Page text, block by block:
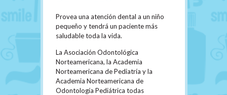
Provea una atención dental a un niño
pequeño y tendrá un paciente más
saludable toda la vida.
La Asociación Odontológica
Norteamericana, la Academia
Norteamericana de Pediatría y la
Academia Norteamericana de
Odontología Pediátrica todas